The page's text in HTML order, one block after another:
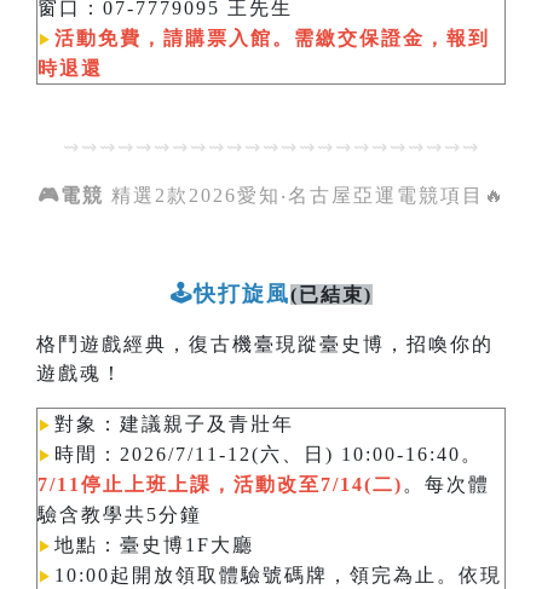
窗口：07-7779095 王先生
▶︎ 活動免費，請購票入館。需繳交保證金，報到
時退還
⇝⇝⇝⇝⇝⇝⇝⇝⇝⇝⇝⇝⇝⇝⇝⇝⇝⇝⇝⇝⇝⇝⇝
🎮電競 精選2款2026愛知‧名古屋亞運電競項目🔥
🕹️快打旋風(已結束)
格鬥遊戲經典，復古機臺現蹤臺史博，招喚你的
遊戲魂！
▶︎ 對象：建議親子及青壯年
▶︎ 時間：2026/7/11-12(六、日) 10:00-16:40。
7/11停止上班上課，活動改至7/14(二) 。每次體
驗含教學共5分鐘
▶︎ 地點：臺史博1F大廳
▶︎ 10:00起開放領取體驗號碼牌，領完為止。依現